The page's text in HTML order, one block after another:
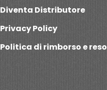
Diventa Distributore
Privacy Policy
Politica di rimborso e reso